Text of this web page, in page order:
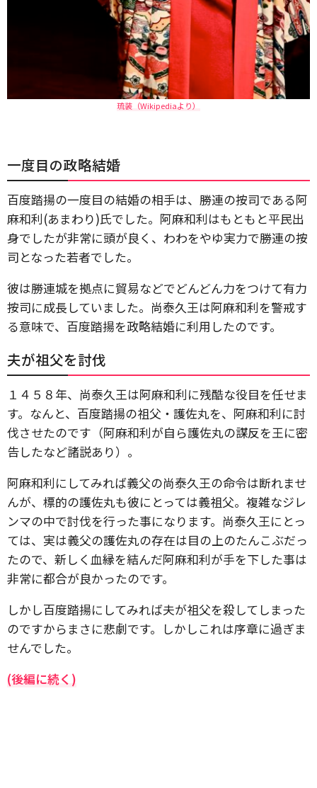
琉装（Wikipediaより）
一度目の政略結婚
百度踏揚の一度目の結婚の相手は、勝連の按司である阿
麻和利(あまわり)氏でした。阿麻和利はもともと平民出
身でしたが非常に頭が良く、わわをやゆ実力で勝連の按
司となった若者でした。
彼は勝連城を拠点に貿易などでどんどん力をつけて有力
按司に成長していました。尚泰久王は阿麻和利を警戒す
る意味で、百度踏揚を政略結婚に利用したのです。
夫が祖父を討伐
１４５８年、尚泰久王は阿麻和利に残酷な役目を任せま
す。なんと、百度踏揚の祖父・護佐丸を、阿麻和利に討
伐させたのです（阿麻和利が自ら護佐丸の謀反を王に密
告したなど諸説あり）。
阿麻和利にしてみれば義父の尚泰久王の命令は断れませ
んが、標的の護佐丸も彼にとっては義祖父。複雑なジレ
ンマの中で討伐を行った事になります。尚泰久王にとっ
ては、実は義父の護佐丸の存在は目の上のたんこぶだっ
たので、新しく血縁を結んだ阿麻和利が手を下した事は
非常に都合が良かったのです。
しかし百度踏揚にしてみれば夫が祖父を殺してしまった
のですからまさに悲劇です。しかしこれは序章に過ぎま
せんでした。
(後編に続く)